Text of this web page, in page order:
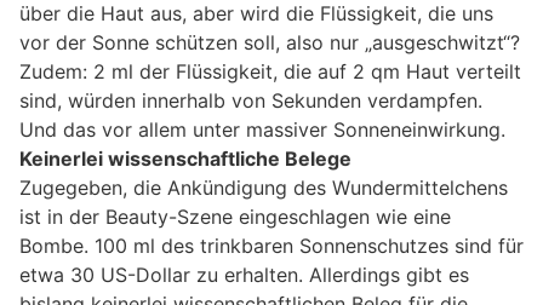
über die Haut aus, aber wird die Flüssigkeit, die uns
vor der Sonne schützen soll, also nur „ausgeschwitzt“?
Zudem: 2 ml der Flüssigkeit, die auf 2 qm Haut verteilt
sind, würden innerhalb von Sekunden verdampfen.
Und das vor allem unter massiver Sonneneinwirkung.
Keinerlei wissenschaftliche Belege
Zugegeben, die Ankündigung des Wundermittelchens
ist in der Beauty-Szene eingeschlagen wie eine
Bombe. 100 ml des trinkbaren Sonnenschutzes sind für
etwa 30 US-Dollar zu erhalten. Allerdings gibt es